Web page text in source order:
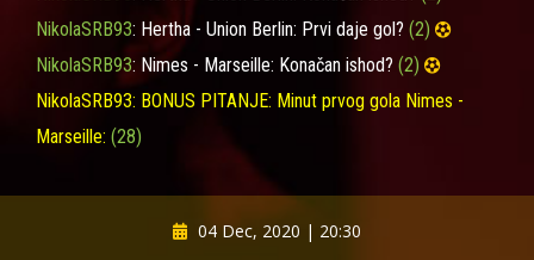
NikolaSRB93: Hertha - Union Berlin: Prvi daje gol? (2)
NikolaSRB93: Nimes - Marseille: Konačan ishod? (2)
NikolaSRB93: BONUS PITANJE: Minut prvog gola Nimes -
Marseille: (28)
04 Dec, 2020 | 20:30